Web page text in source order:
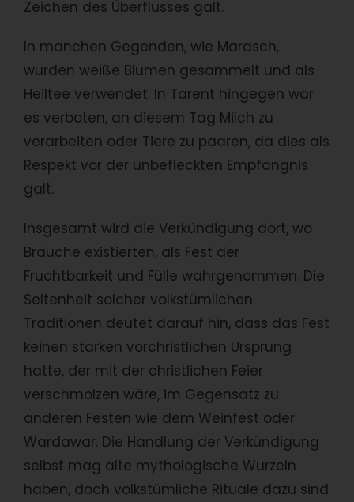
Zeichen des Überflusses galt.
In manchen Gegenden, wie Marasch,
wurden weiße Blumen gesammelt und als
Heiltee verwendet. In Tarent hingegen war
es verboten, an diesem Tag Milch zu
verarbeiten oder Tiere zu paaren, da dies als
Respekt vor der unbefleckten Empfängnis
galt.
Insgesamt wird die Verkündigung dort, wo
Bräuche existierten, als Fest der
Fruchtbarkeit und Fülle wahrgenommen. Die
Seltenheit solcher volkstümlichen
Traditionen deutet darauf hin, dass das Fest
keinen starken vorchristlichen Ursprung
hatte, der mit der christlichen Feier
verschmolzen wäre, im Gegensatz zu
anderen Festen wie dem Weinfest oder
Wardawar. Die Handlung der Verkündigung
selbst mag alte mythologische Wurzeln
haben, doch volkstümliche Rituale dazu sind